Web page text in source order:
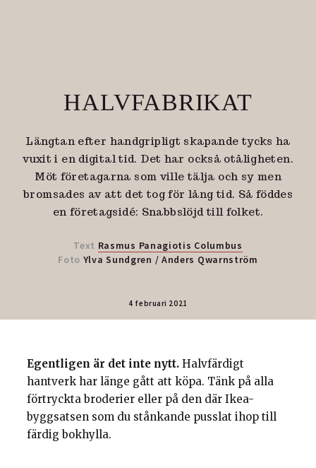
HALVFABRIKAT
Längtan efter handgripligt skapande tycks ha
vuxit i en digital tid. Det har också otåligheten.
Möt företagarna som ville tälja och sy men
bromsades av att det tog för lång tid. Så föddes
en företagsidé: Snabbslöjd till folket.
Text Rasmus Panagiotis Columbus
Foto Ylva Sundgren / Anders Qwarnström
4 februari 2021
Egentligen är det inte nytt. Halvfärdigt
hantverk har länge gått att köpa. Tänk på alla
förtryckta broderier eller på den där Ikea-
byggsatsen som du stånkande pusslat ihop till
färdig bokhylla.